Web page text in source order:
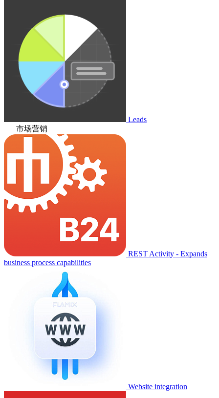
Leads
市场营销
REST Activity - Expands
business process capabilities
Website integration